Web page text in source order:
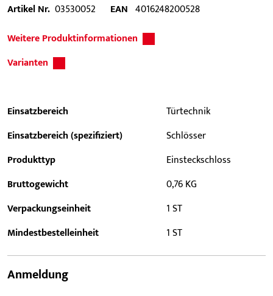
Artikel Nr. 03530052 EAN 4016248200528
Weitere Produktinformationen
Varianten
Einsatzbereich
Türtechnik
Einsatzbereich (spezifiziert)
Schlösser
Produkttyp
Einsteckschloss
Bruttogewicht
0,76 KG
Verpackungseinheit
1 ST
Mindestbestelleinheit
1 ST
Anmeldung